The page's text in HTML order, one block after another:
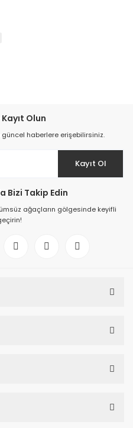
Olun
haberlere erişebilirsiniz.
Kayıt Ol
Bizi Takip Edin
ağaçların gölgesinde keyifli